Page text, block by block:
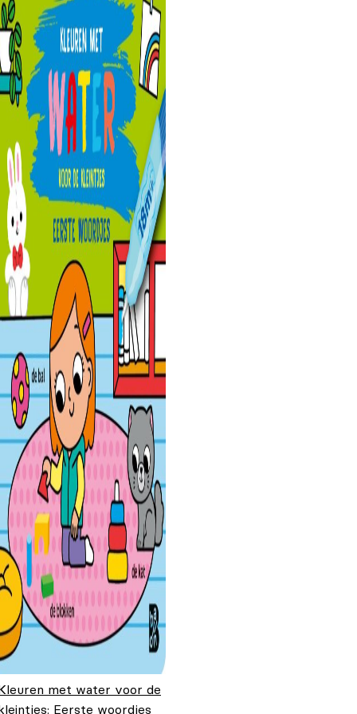
met water voor de
Eerste woordjes